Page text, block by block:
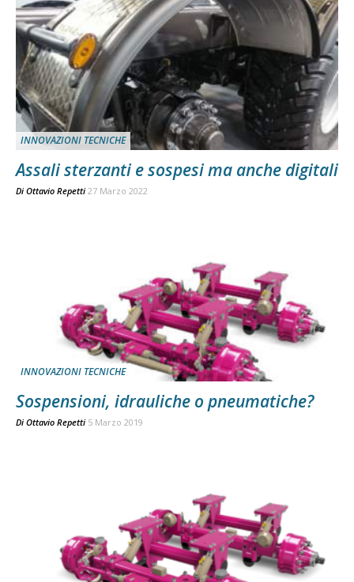
INNOVAZIONI TECNICHE
Assali sterzanti e sospesi ma anche digitali
Di Ottavio Repetti 27 Marzo 2022
INNOVAZIONI TECNICHE
Sospensioni, idrauliche o pneumatiche?
Di Ottavio Repetti 5 Marzo 2019